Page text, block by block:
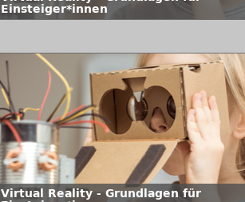
Einsteiger*innen
Virtual Reality - Grundlagen für